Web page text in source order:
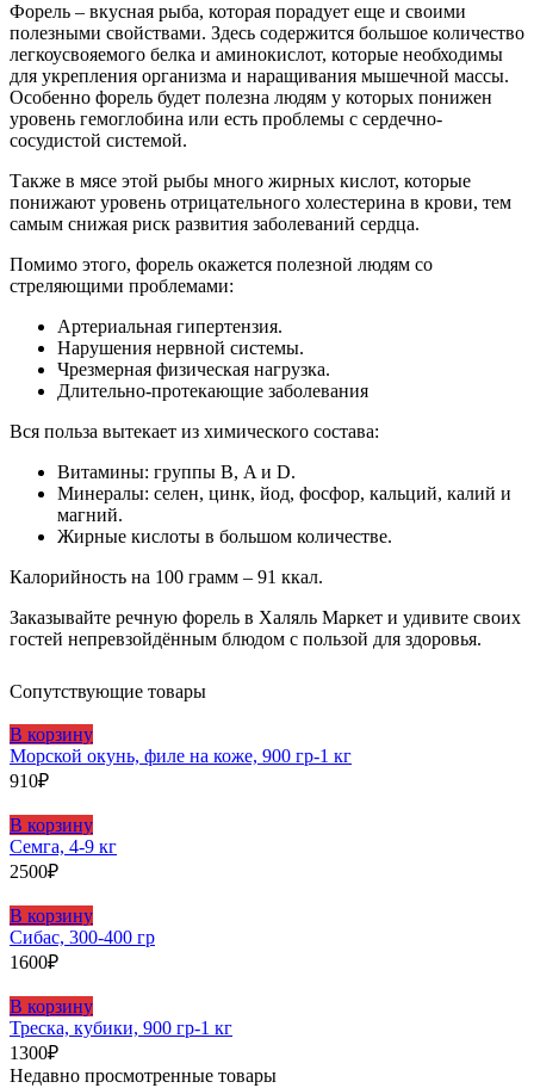
Форель – вкусная рыба, которая порадует еще и своими
полезными свойствами. Здесь содержится большое количество
легкоусвояемого белка и аминокислот, которые необходимы
для укрепления организма и наращивания мышечной массы.
Особенно форель будет полезна людям у которых понижен
уровень гемоглобина или есть проблемы с сердечно-
сосудистой системой.
Также в мясе этой рыбы много жирных кислот, которые
понижают уровень отрицательного холестерина в крови, тем
самым снижая риск развития заболеваний сердца.
Помимо этого, форель окажется полезной людям со
стреляющими проблемами:
Артериальная гипертензия.
Нарушения нервной системы.
Чрезмерная физическая нагрузка.
Длительно-протекающие заболевания
Вся польза вытекает из химического состава:
Витамины: группы В, A и D.
Минералы: селен, цинк, йод, фосфор, кальций, калий и
магний.
Жирные кислоты в большом количестве.
Калорийность на 100 грамм – 91 ккал.
Заказывайте речную форель в Халяль Маркет и удивите своих
гостей непревзойдённым блюдом с пользой для здоровья.
Сопутствующие товары
В корзину
Морской окунь, филе на коже, 900 гр-1 кг
910₽
В корзину
Семга, 4-9 кг
2500₽
В корзину
Сибас, 300-400 гр
1600₽
В корзину
Треска, кубики, 900 гр-1 кг
1300₽
Недавно просмотренные товары